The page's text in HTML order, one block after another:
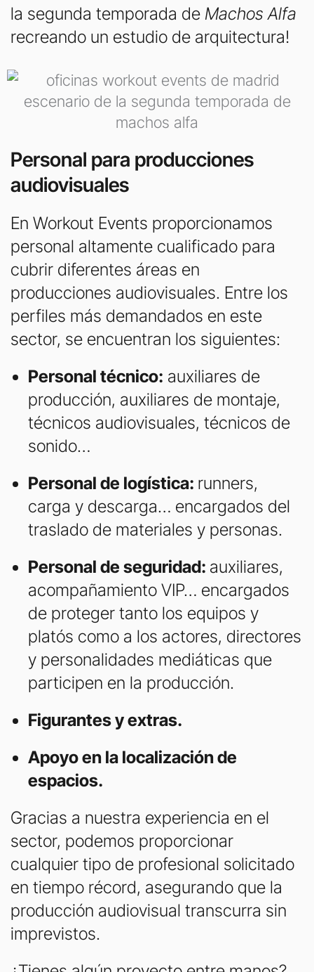
la segunda temporada de Machos Alfa
recreando un estudio de arquitectura!
Personal para producciones
audiovisuales
En Workout Events proporcionamos
personal altamente cualificado para
cubrir diferentes áreas en
producciones audiovisuales. Entre los
perfiles más demandados en este
sector, se encuentran los siguientes:
Personal técnico: auxiliares de
producción, auxiliares de montaje,
técnicos audiovisuales, técnicos de
sonido…
Personal de logística: runners,
carga y descarga… encargados del
traslado de materiales y personas.
Personal de seguridad: auxiliares,
acompañamiento VIP… encargados
de proteger tanto los equipos y
platós como a los actores, directores
y personalidades mediáticas que
participen en la producción.
Figurantes y extras.
Apoyo en la localización de
espacios.
Gracias a nuestra experiencia en el
sector, podemos proporcionar
cualquier tipo de profesional solicitado
en tiempo récord, asegurando que la
producción audiovisual transcurra sin
imprevistos.